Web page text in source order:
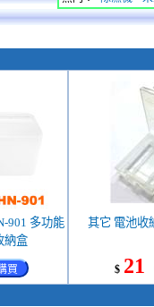
901 多功能
納盒
買 $ 21